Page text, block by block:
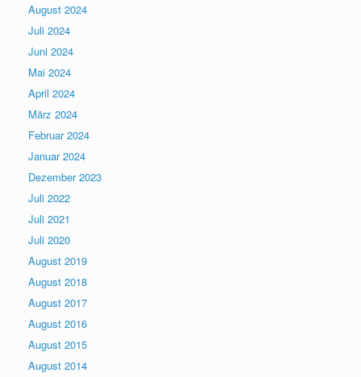
August 2024
Juli 2024
Juni 2024
Mai 2024
April 2024
März 2024
Februar 2024
Januar 2024
Dezember 2023
Juli 2022
Juli 2021
Juli 2020
August 2019
August 2018
August 2017
August 2016
August 2015
August 2014